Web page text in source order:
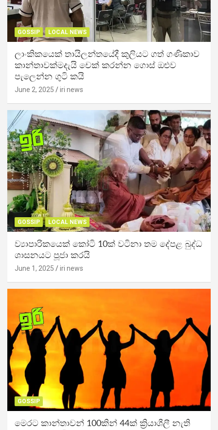
GOSSIP LOCAL NEWS
ලාංකිකයෙක් තායිලන්තයේදී කුලියට ගත් ගණිකාව
කාන්තාවක්මදැයි චෙක් කරන්න ගොස් ඔළුව
පැලෙන්න ගුටි කයි
June 2, 2025 iri news
GOSSIP LOCAL NEWS
ව්‍යාපාරිකයෙක් කෝටි 10ක් වටිනා තම දේපළ බුද්ධ
ශාසනයට පූජා කරයි
June 1, 2025 iri news
GOSSIP
මෙරට කාන්තාවන් 100කින් 44ක් ක්‍රියාශීලී නැති